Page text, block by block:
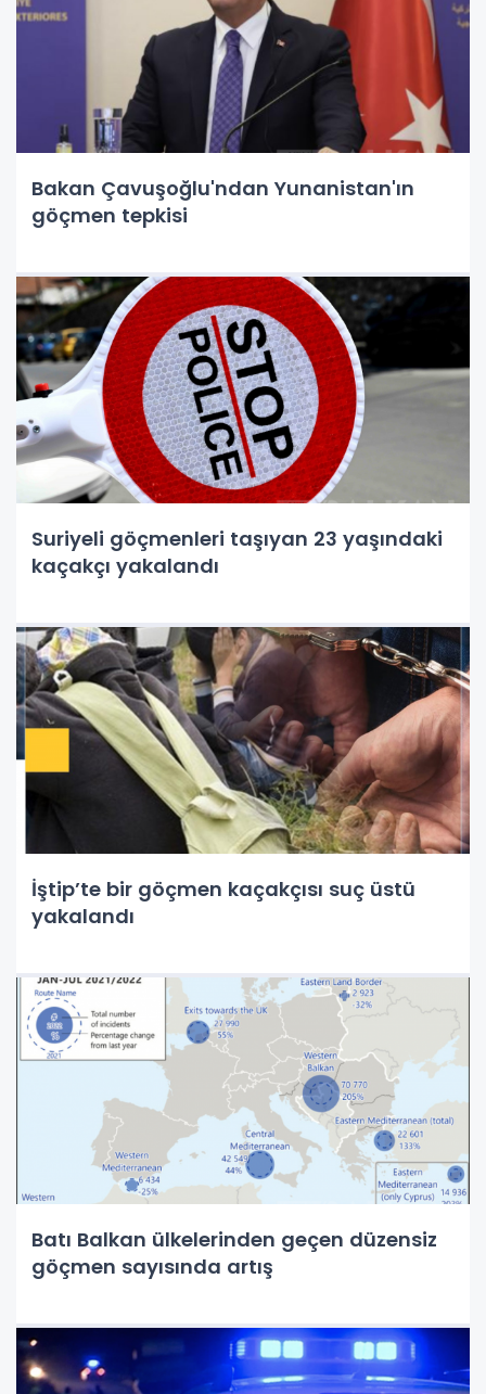
Bakan Çavuşoğlu'ndan Yunanistan'ın
göçmen tepkisi
Suriyeli göçmenleri taşıyan 23 yaşındaki
kaçakçı yakalandı
İştip’te bir göçmen kaçakçısı suç üstü
yakalandı
Batı Balkan ülkelerinden geçen düzensiz
göçmen sayısında artış